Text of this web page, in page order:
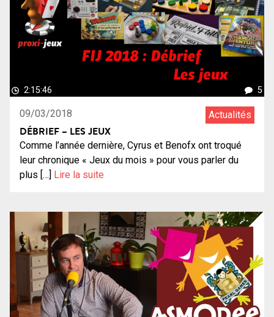
2:15:46 5
09/03/2018 Actualités
DÉBRIEF – LES JEUX
Comme l’année dernière, Cyrus et Benofx ont troqué
leur chronique « Jeux du mois » pour vous parler du
plus […] Lire la suite